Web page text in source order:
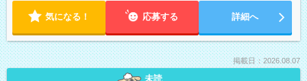
気になる！ 応募する 詳細へ
掲載日：2026.08.07
未読